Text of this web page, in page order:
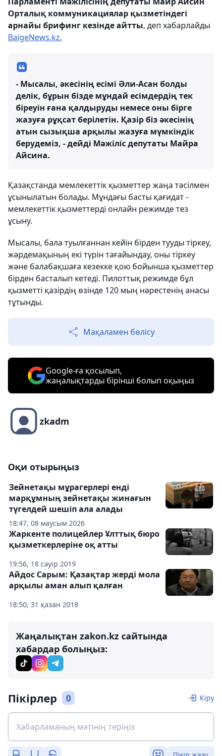
Орталық коммуникациялар қызметіндегі
арнайы брифинг кезінде айтты, деп хабарлайды
BaigeNews.kz.
- Мысалы, әкесінің есімі Әли-Асан болды
делік, бұрын бізде мұндай есімдердің тек
біреуін ғана қалдыруды немесе оны бірге
жазуға рұқсат берілетін. Қазір біз әкесінің
атын сызықша арқылы жазуға мүмкіндік
берудеміз, - дейді Мәжіліс депутаты Майра
Айсина.
Қазақстанда мемлекеттік қызметтер жаңа тәсілмен
ұсынылатын болады. Мұндағы басты қағидат -
мемлекеттік қызметтерді онлайн режимде тез
ұсыну.
Мысалы, бала туылғаннан кейін бірден тууды тіркеу,
жәрдемақының екі түрін тағайындау, оны тіркеу
және балабақшаға кезекке қою бойынша қызметтер
бірден басталып кетеді. Пилоттық режимде бұл
қызметті қазірдің өзінде 120 мың нәрестенің анасы
тұтынды.
Мақаламен бөлісу
Google-ға қосылып,
жаңалықтарды бірінші болып оқыңыз
zkadm
Оқи отырыңыз
18:47, 08 маусым 2026
Зейнетақы мұрагерлері енді
марқұмның зейнетақы жинағын
түгелдей шешіп ала алады
19:56, 18 сәуір 2019
Жаркенте полицейлер Ұлттық бюро
қызметкерлеріне оқ атты
18:50, 31 қазан 2018
Айдос Сарым: Қазақтар жерді мола
арқылы аман алып қалған
Жаңалықтан zakon.kz сайтында
хабардар болыңыз:
Пікірлер 0 Кіру